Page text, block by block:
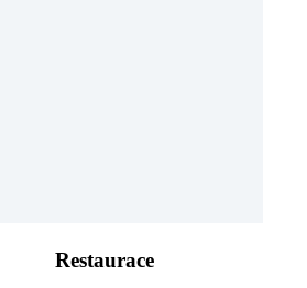
Restaurace